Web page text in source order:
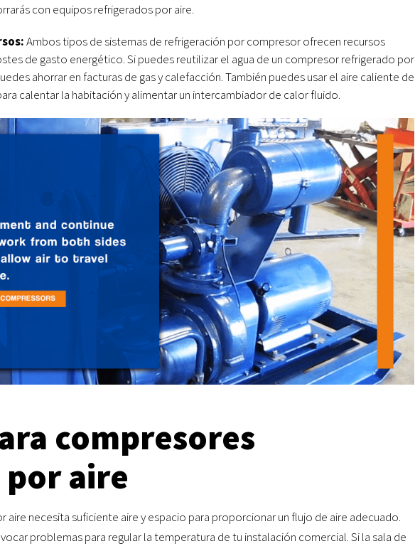
con equipos refrigerados por aire.
Ambos tipos de sistemas de refrigeración por compresor ofrecen recursos
de gasto energético. Si puedes reutilizar el agua de un compresor refrigerado por
ahorrar en facturas de gas y calefacción. También puedes usar el aire caliente de
calentar la habitación y alimentar un intercambiador de calor fluido.
compresores
aire
necesita suficiente aire y espacio para proporcionar un flujo de aire adecuado.
problemas para regular la temperatura de tu instalación comercial. Si la sala de